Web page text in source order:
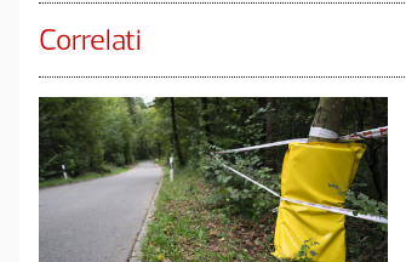
Correlati